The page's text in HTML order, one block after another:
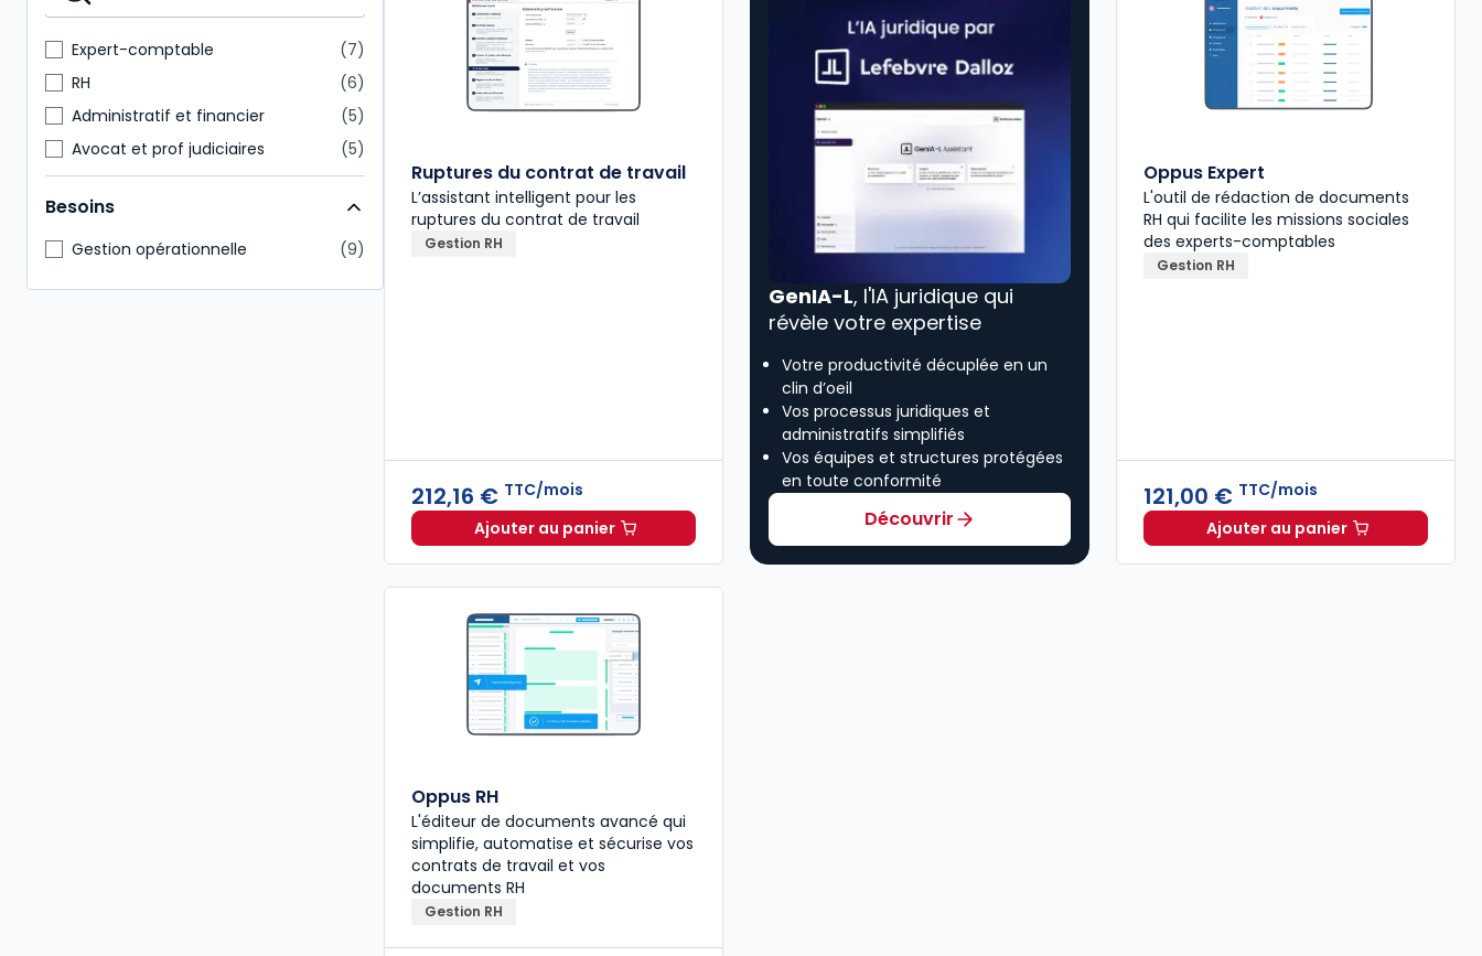
Expert-comptable
7
RH
6
Administratif et financier
5
Avocat et prof judiciaires
5
Commissaire aux comptes
5
Juridique
5
Notaire
3
Besoins
Gestion opérationnelle 9
Ruptures du contrat de travail
L’assistant intelligent pour les
ruptures du contrat de travail
Gestion RH
212,16 € TTC/mois
Ajouter au panierRuptures du contrat de travail à 212,16 €
GenIA-L, l'IA juridique qui
révèle votre expertise
Votre productivité décuplée en un
clin d’oeil
Vos processus juridiques et
administratifs simplifiés
Vos équipes et structures protégées
en toute conformité
Découvrir
Oppus Expert
L'outil de rédaction de documents
RH qui facilite les missions sociales
des experts-comptables
Gestion RH
121,00 € TTC/mois
Ajouter au panierOppus Expert à 121,00 €
Oppus RH
L'éditeur de documents avancé qui
simplifie, automatise et sécurise vos
contrats de travail et vos
documents RH
Gestion RH